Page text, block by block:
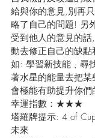
給與你的意見,別再
略了自己的問題! 另
受到他人的意見的
動去修正自己的缺
如: 學習新技能﹑尋
著水星的能量去把
會極能有助提升你們
幸運指數：★★★
塔羅牌提示: 4 of
未來